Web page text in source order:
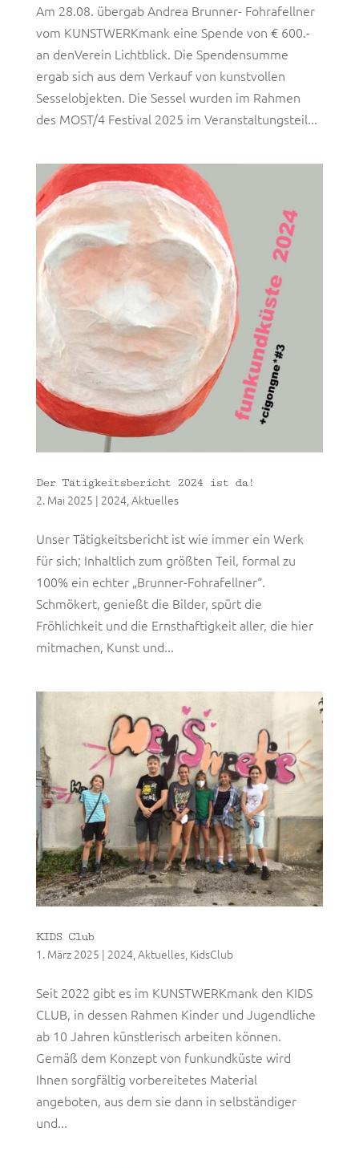
Am 28.08. übergab Andrea Brunner- Fohrafellner
vom KUNSTWERKmank eine Spende von € 600.-
an denVerein Lichtblick. Die Spendensumme
ergab sich aus dem Verkauf von kunstvollen
Sesselobjekten. Die Sessel wurden im Rahmen
des MOST/4 Festival 2025 im Veranstaltungsteil...
Der Tätigkeitsbericht 2024 ist da!
2. Mai 2025 | 2024, Aktuelles
Unser Tätigkeitsbericht ist wie immer ein Werk
für sich; Inhaltlich zum größten Teil, formal zu
100% ein echter „Brunner-Fohrafellner“.
Schmökert, genießt die Bilder, spürt die
Fröhlichkeit und die Ernsthaftigkeit aller, die hier
mitmachen, Kunst und...
KIDS Club
1. März 2025 | 2024,Aktuelles, KidsClub
Seit 2022 gibt es im KUNSTWERKmank den KIDS
CLUB, in dessen Rahmen Kinder und Jugendliche
ab 10 Jahren künstlerisch arbeiten können.
Gemäß dem Konzept von funkundküste wird
Ihnen sorgfältig vorbereitetes Material
angeboten, aus dem sie dann in selbständiger
und...